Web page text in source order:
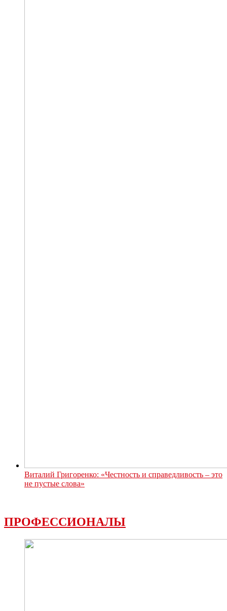
Виталий Григоренко: «Честность и справедливость – это
не пустые слова»
ПРОФЕССИОНАЛЫ